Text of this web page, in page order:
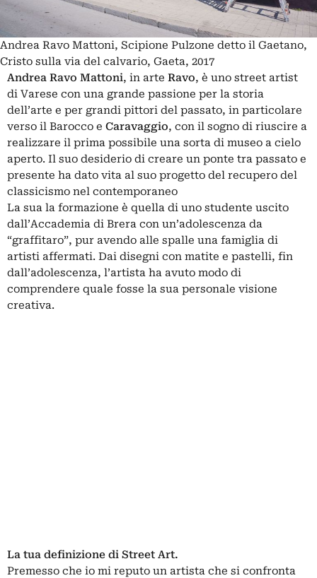
Andrea Ravo Mattoni, Scipione Pulzone detto il Gaetano,
Cristo sulla via del calvario, Gaeta, 2017
Andrea Ravo Mattoni, in arte Ravo, è uno street artist
di Varese con una grande passione per la storia
dell’arte e per grandi pittori del passato, in particolare
verso il Barocco e Caravaggio, con il sogno di riuscire a
realizzare il prima possibile una sorta di museo a cielo
aperto. Il suo desiderio di creare un ponte tra passato e
presente ha dato vita al suo progetto del recupero del
classicismo nel contemporaneo
La sua la formazione è quella di uno studente uscito
dall’Accademia di Brera con un’adolescenza da
“graffitaro”, pur avendo alle spalle una famiglia di
artisti affermati. Dai disegni con matite e pastelli, fin
dall’adolescenza, l’artista ha avuto modo di
comprendere quale fosse la sua personale visione
creativa.
La tua definizione di Street Art.
Premesso che io mi reputo un artista che si confronta